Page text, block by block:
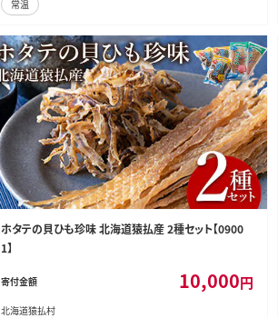
常温
ホタテの貝ひも珍味 北海道猿払産 2種セット【0900
1】
寄付金額 10,000円
北海道猿払村